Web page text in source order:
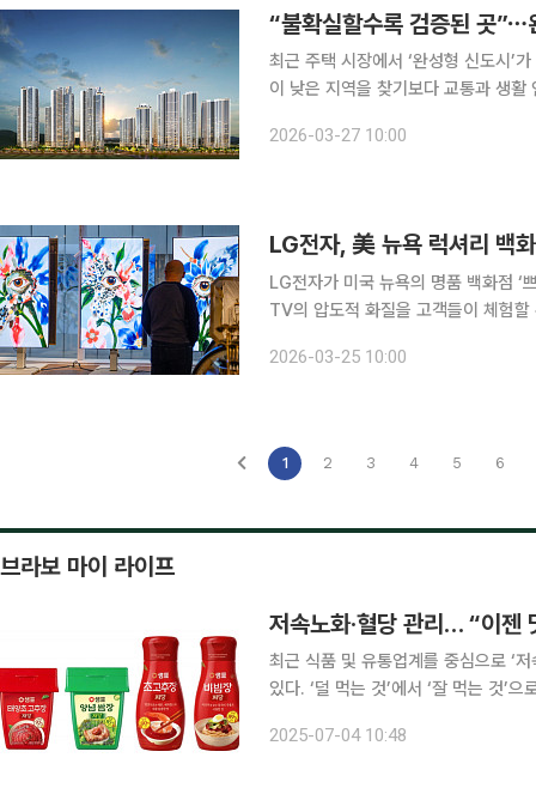
“불확실할수록 검증된 곳”⋯
최근 주택 시장에서 ‘완성형 신도시’
이 낮은 지역을 찾기보다 교통과 생
편이 뒤따르지만 개발이 마무리 단계
2026-03-27 10:00
LG전자, 美 뉴욕 럭셔리 백
LG전자가 미국 뉴욕의 명품 백화점
TV의 압도적 화질을 고객들이 체험할 수
특별 전시를 진행한다. 이번 전시에서
2026-03-25 10:00
1 2 3 4 5 6
브라보 마이 라이프
저속노화·혈당 관리… “이젠
최근 식품 및 유통업계를 중심으로 ‘
있다. ‘덜 먹는 것’에서 ‘잘 먹는 것’
맛은 그대로 유지하면서도, 당은 크게
2025-07-04 10:48